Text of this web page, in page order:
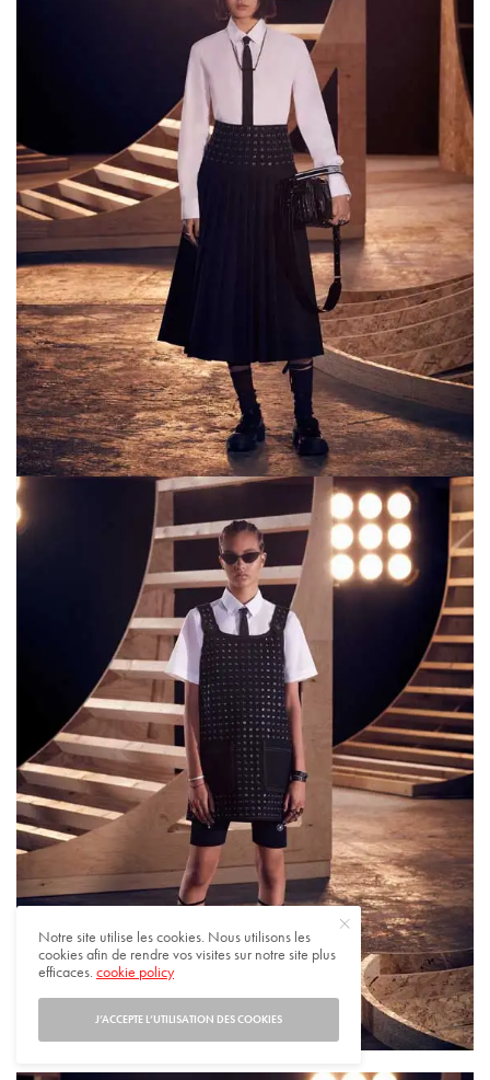
Notre site utilise les cookies. Nous utilisons les
cookies afin de rendre vos visites sur notre site plus
efficaces.cookie policy
J’ACCEPTE L’UTILISATION DES COOKIES